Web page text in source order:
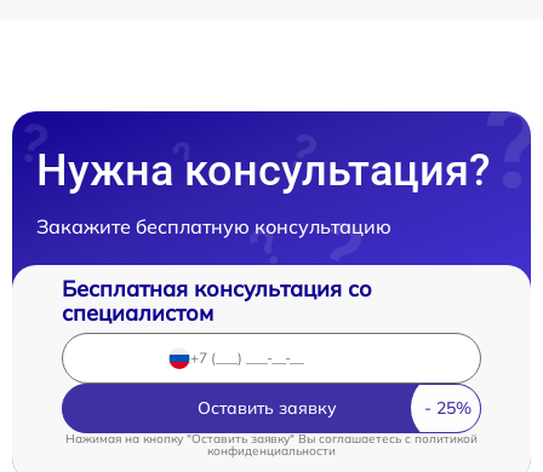
Нужна консультация?
Закажите бесплатную консультацию
Бесплатная консультация со
специалистом
Оставить заявку
Нажимая на кнопку "Оставить заявку" Вы соглашаетесь cполитикой
конфиденциальности